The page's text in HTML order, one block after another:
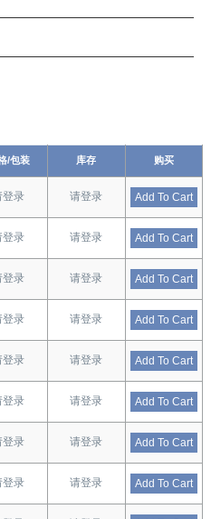
/包装 库存 购买
登录 请登录 Add To Cart
登录 请登录 Add To Cart
登录 请登录 Add To Cart
登录 请登录 Add To Cart
登录 请登录 Add To Cart
登录 请登录 Add To Cart
登录 请登录 Add To Cart
登录 请登录 Add To Cart